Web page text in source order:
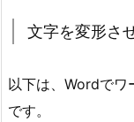
文字を変形さ
以下は、Wordでワ
です。